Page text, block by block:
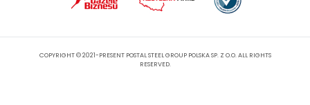
COPYRIGHT © 2021-PRESENT POSTAL STEEL GROUP POLSKA SP. Z O.O. ALL RIGHTS
RESERVED.